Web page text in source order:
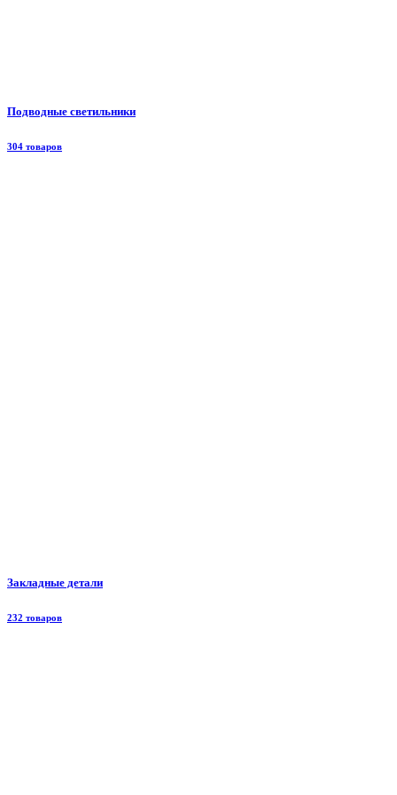
Подводные светильники
304 товаров
Закладные детали
232 товаров